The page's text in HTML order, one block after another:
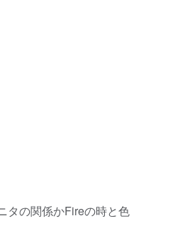
タの関係かFireの時と色